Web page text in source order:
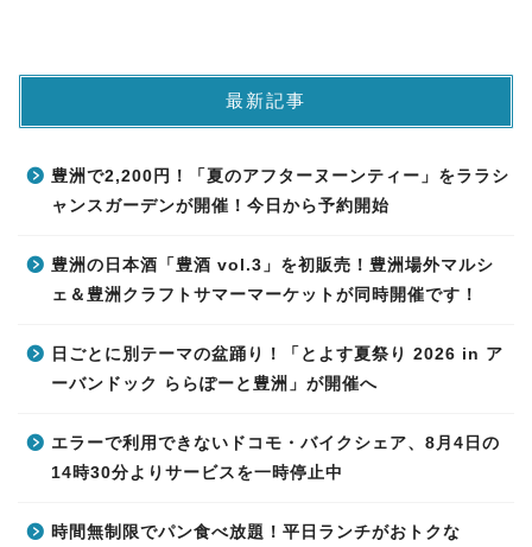
最新記事
豊洲で2,200円！「夏のアフターヌーンティー」をララシ
ャンスガーデンが開催！今日から予約開始
豊洲の日本酒「豊酒 vol.3」を初販売！豊洲場外マルシ
ェ＆豊洲クラフトサマーマーケットが同時開催です！
日ごとに別テーマの盆踊り！「とよす夏祭り 2026 in ア
ーバンドック ららぽーと豊洲」が開催へ
エラーで利用できないドコモ・バイクシェア、8月4日の
14時30分よりサービスを一時停止中
時間無制限でパン食べ放題！平日ランチがおトクな